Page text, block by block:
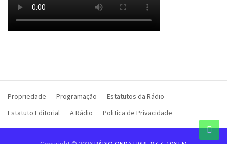
Propriedade Programação
Estatutos da Rádio
Estatuto Editorial
A Rádio Politica de Privacidade